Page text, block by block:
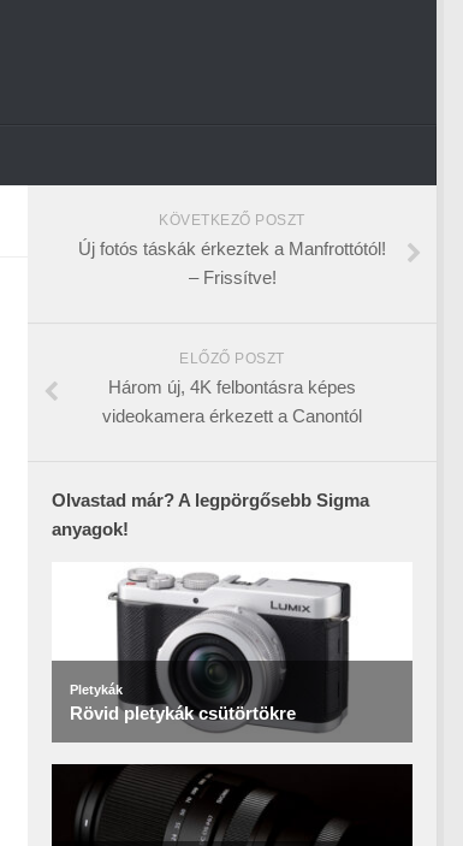
KÖVETKEZŐ POSZT
Új fotós táskák érkeztek a Manfrottótól!
– Frissítve!
ELŐZŐ POSZT
Három új, 4K felbontásra képes
videokamera érkezett a Canontól
Olvastad már? A legpörgősebb Sigma
anyagok!